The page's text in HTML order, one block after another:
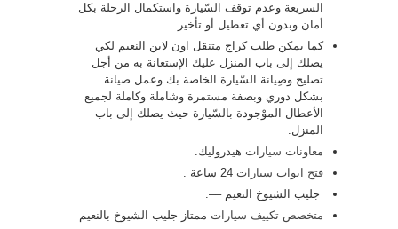
السريعة وعدم توقف السّيارة واستكمال الرحلة بكل
أمان وبدون أي تعطيل أو تأخير .
كما يمكن طلب كراج متنقل اون لاين النعيم لكي
يصلك إلى باب المنزل عليك الإستعانة به من أجل
تصليح وصِيانة السّيارة الخاصة بك وعمل صيانة
بشكل دوري وبصفة مستمرة وشاملة وكاملة لجميع
الأعطال الموْجودة بالسّيارة حيث يصلك إلى باب
المنزل.
معاونات سيارات هيدروليك.
فتح ابواب سيارات
جليب الشيوخ النعيم ––.
متخصص تكييف سيارات ممتاز جليب الشيوخ بالنعيم